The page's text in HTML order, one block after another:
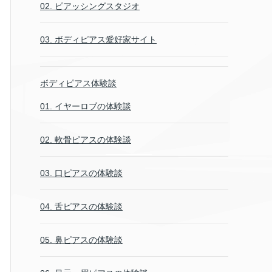
02. ピアッシングスタジオ
03. ボディピアス愛好家サイト
ボディピアス体験談
01. イヤーロブの体験談
02. 軟骨ピアスの体験談
03. 口ピアスの体験談
04. 舌ピアスの体験談
05. 鼻ピアスの体験談